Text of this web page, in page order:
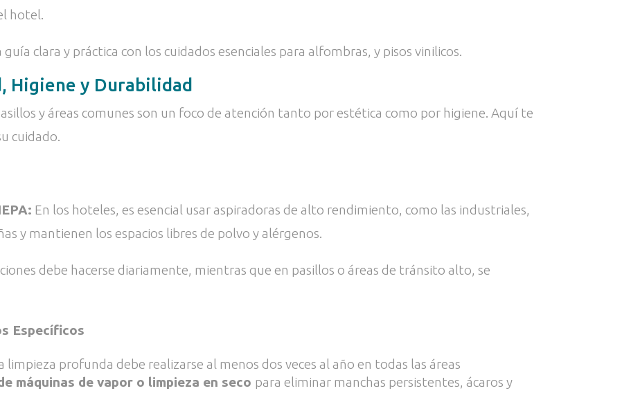
hotel.
clara y práctica con los cuidados esenciales para alfombras, y pisos vinilicos.
Higiene y Durabilidad
y áreas comunes son un foco de atención tanto por estética como por higiene. Aquí te
cuidado.
En los hoteles, es esencial usar aspiradoras de alto rendimiento, como las industriales,
y mantienen los espacios libres de polvo y alérgenos.
debe hacerse diariamente, mientras que en pasillos o áreas de tránsito alto, se
Específicos
profunda debe realizarse al menos dos veces al año en todas las áreas
máquinas de vapor o limpieza en seco para eliminar manchas persistentes, ácaros y